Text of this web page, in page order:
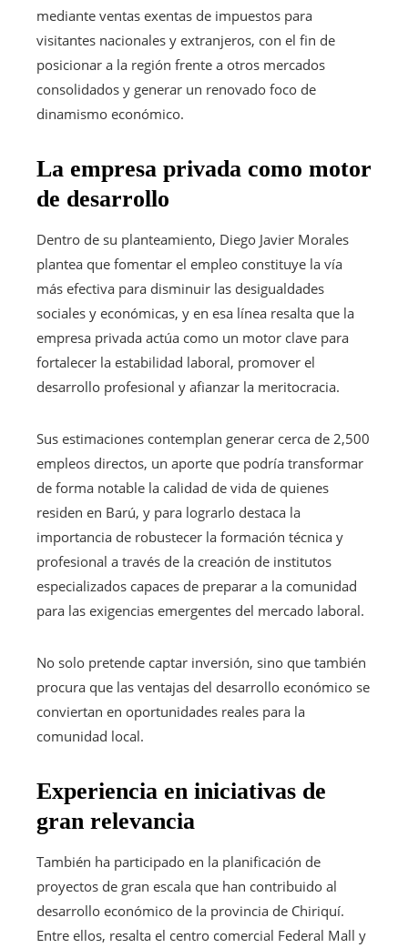
mediante ventas exentas de impuestos para
visitantes nacionales y extranjeros, con el fin de
posicionar a la región frente a otros mercados
consolidados y generar un renovado foco de
dinamismo económico.
La empresa privada como motor
de desarrollo
Dentro de su planteamiento, Diego Javier Morales
plantea que fomentar el empleo constituye la vía
más efectiva para disminuir las desigualdades
sociales y económicas, y en esa línea resalta que la
empresa privada actúa como un motor clave para
fortalecer la estabilidad laboral, promover el
desarrollo profesional y afianzar la meritocracia.
Sus estimaciones contemplan generar cerca de 2,500
empleos directos, un aporte que podría transformar
de forma notable la calidad de vida de quienes
residen en Barú, y para lograrlo destaca la
importancia de robustecer la formación técnica y
profesional a través de la creación de institutos
especializados capaces de preparar a la comunidad
para las exigencias emergentes del mercado laboral.
No solo pretende captar inversión, sino que también
procura que las ventajas del desarrollo económico se
conviertan en oportunidades reales para la
comunidad local.
Experiencia en iniciativas de
gran relevancia
También ha participado en la planificación de
proyectos de gran escala que han contribuido al
desarrollo económico de la provincia de Chiriquí.
Entre ellos, resalta el centro comercial Federal Mall y